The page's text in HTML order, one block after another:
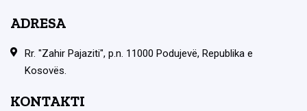
ADRESA
Rr. "Zahir Pajaziti", p.n. 11000 Podujevë, Republika e
Kosovës.
KONTAKTI